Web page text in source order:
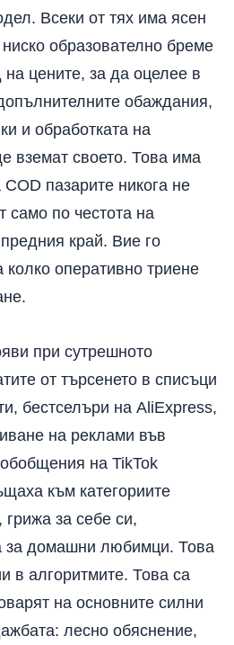
Всеки от тях има ясен
образователно бреме
на цените, за да оцелее в
обаждания,
и обработката на
вземат своето. Това има
пазарите никога не
само по честота на
край. Вие го
колко оперативно триене
при сутрешното
от търсенето в списъци
бестселъри на AliExpress,
на реклами във
на TikTok
към категориите
грижа за себе си,
за домашни любимци. Това
в алгоритмите. Това са
на основните силни
лесно обяснение,